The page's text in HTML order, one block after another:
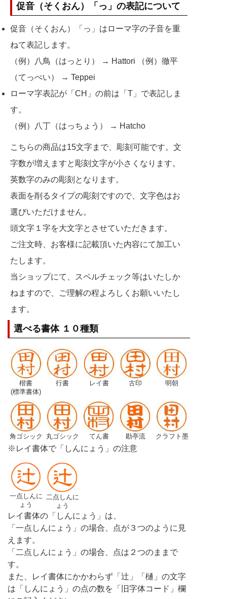
促音（そくおん）「っ」の表記について
促音（そくおん）「っ」はローマ字の子音を重
ねて表記します。
（例）八鳥（はっとり） → Hattori （例）徹平
（てっぺい） → Teppei
ローマ字表記が「CH」の前は「T」で表記しま
す。
（例）八丁（はっちょう） → Hatcho
こちらの商品は15文字まで、彫刻可能です。文
字数が増えますと彫刻文字が小さくなります。
英数字のみの彫刻となります。
表面を削るタイプの彫刻ですので、文字色はお
選びいただけません。
頭文字１字を大文字とさせていただきます。
ご注文時、お客様に記載頂いた内容にて加工い
たします。
当ショップにて、スペルチェック等はいたしか
ねますので、ご理解の程よろしくお願いいたし
ます。
選べる書体 １０種類
楷書
(標準書体)
行書 レイ書 古印 明朝
角ゴシック 丸ゴシック てん書 勘亭流 クラフト墨
※レイ書体で「しんにょう」の注意
一点しんに
ょう
二点しんに
ょう
レイ書体の「しんにょう」は、
「一点しんにょう」の場合、点が３つのように見
えます。
「二点しんにょう」の場合、点は２つのままで
す。
また、レイ書体にかかわらず「辻」「樋」の文字
は「しんにょう」の点の数を「旧字体コード」欄